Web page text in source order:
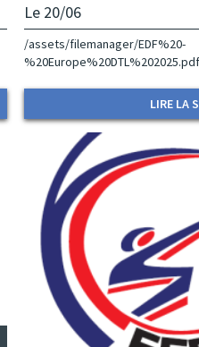
Le 20/06
/assets/filemanager/EDF%20-
%20Europe%20DTL%202025.pdf
LIRE LA